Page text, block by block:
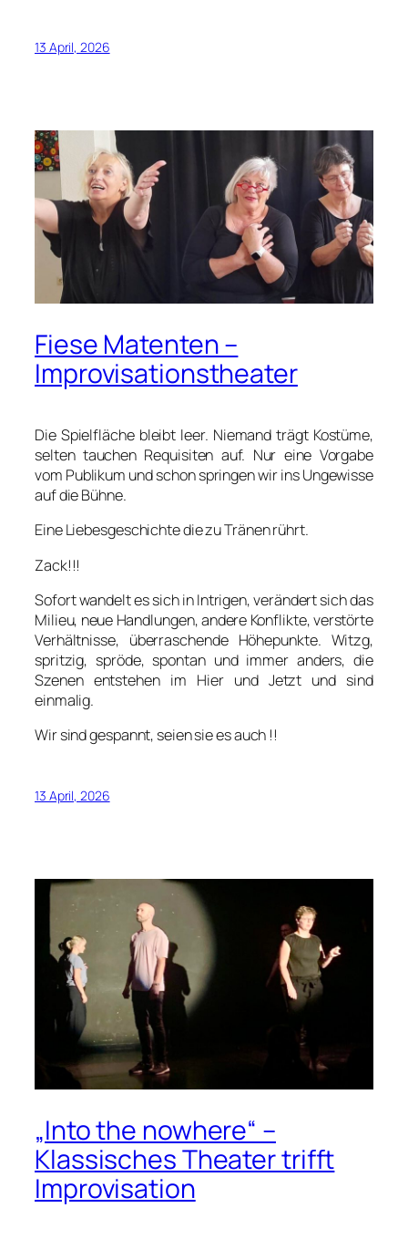
13 April, 2026
Fiese Matenten –
Improvisationstheater
Die Spielfläche bleibt leer. Niemand trägt Kostüme,
selten tauchen Requisiten auf. Nur eine Vorgabe
vom Publikum und schon springen wir ins Ungewisse
auf die Bühne.
Eine Liebesgeschichte die zu Tränen rührt.
Zack!!!
Sofort wandelt es sich in Intrigen, verändert sich das
Milieu, neue Handlungen, andere Konflikte, verstörte
Verhältnisse, überraschende Höhepunkte. Witzg,
spritzig, spröde, spontan und immer anders, die
Szenen entstehen im Hier und Jetzt und sind
einmalig.
Wir sind gespannt, seien sie es auch !!
13 April, 2026
„Into the nowhere“ –
Klassisches Theater trifft
Improvisation